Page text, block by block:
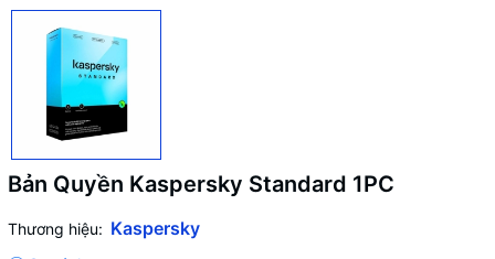
Bản Quyền Kaspersky Standard 1PC
Thương hiệu: Kaspersky